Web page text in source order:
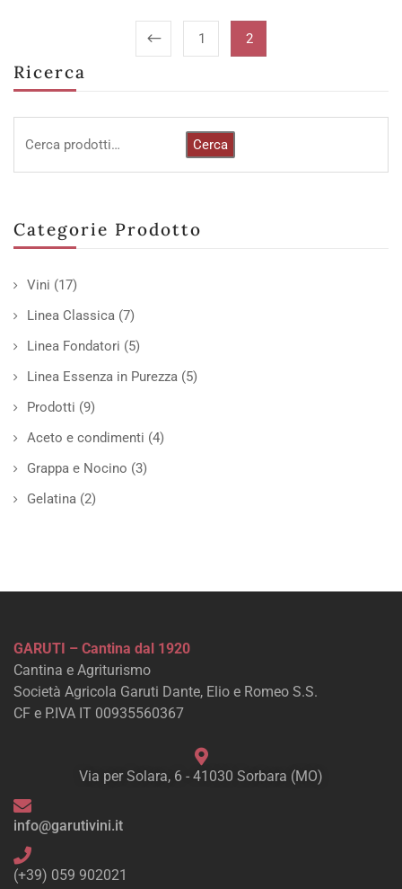
Ricerca
Cerca
Categorie Prodotto
Vini (17)
Linea Classica (7)
Linea Fondatori (5)
Linea Essenza in Purezza (5)
Prodotti (9)
Aceto e condimenti (4)
Grappa e Nocino (3)
Gelatina (2)
1 2
GARUTI – Cantina dal 1920
Cantina e Agriturismo
Società Agricola Garuti Dante, Elio e Romeo S.S.
CF e P.IVA IT 00935560367
Via per Solara, 6 - 41030 Sorbara (MO)
info@garutivini.it
(+39) 059 902021